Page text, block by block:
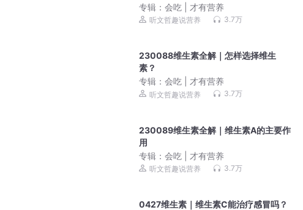
专辑： 会吃 | 才有营养
听文哲趣说营养 3.7万
230088维生素全解｜怎样选择维生
素？
专辑： 会吃 | 才有营养
听文哲趣说营养 3.7万
230089维生素全解｜维生素A的主要作
用
专辑： 会吃 | 才有营养
听文哲趣说营养 3.7万
0427维生素｜维生素C能治疗感冒吗？